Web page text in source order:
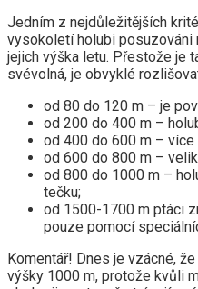
Jedním z nejdůležitějších
vysokoletí holubi posuzováni
jejich výška letu. Přestože je
svévolná, je obvyklé
od 80 do 120 m – je
od 200 do 400 m –
od 400 do 600 m –
od 600 do 800 m –
od 800 do 1000 m –
tečku;
od 1500-1700 m ptáci
pouze pomocí
Komentář! Dnes je vzácné,
výšky 1000 m, protože kvůli